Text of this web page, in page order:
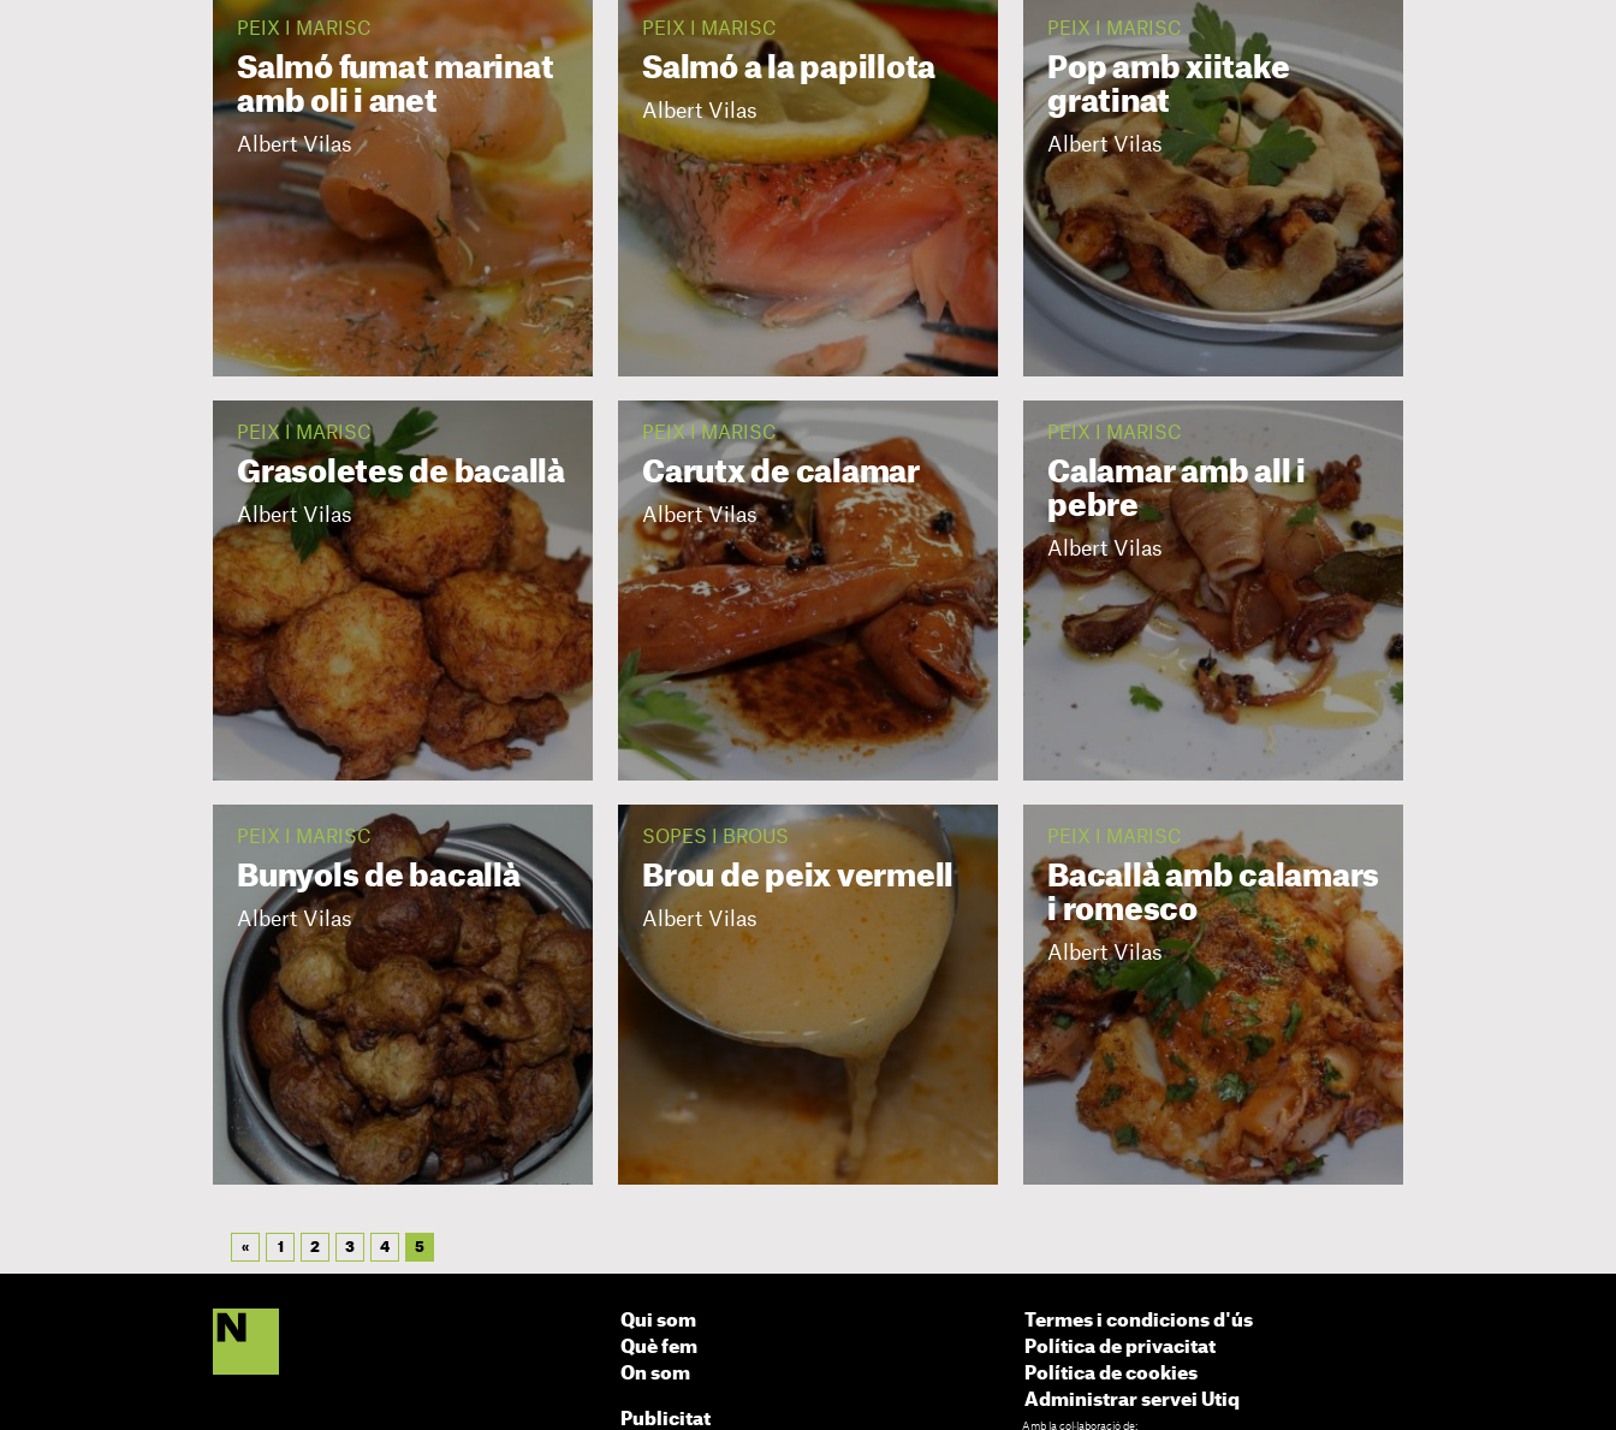
PEIX I MARISC
Salmó fumat marinat
amb oli i anet
Albert Vilas
PEIX I MARISC
Salmó a la papillota
Albert Vilas
PEIX I MARISC
Pop amb xiitake
gratinat
Albert Vilas
PEIX I MARISC
Grasoletes de bacallà
Albert Vilas
PEIX I MARISC
Carutx de calamar
Albert Vilas
PEIX I MARISC
Calamar amb all i
pebre
Albert Vilas
PEIX I MARISC
Bunyols de bacallà
Albert Vilas
SOPES I BROUS
Brou de peix vermell
Albert Vilas
PEIX I MARISC
Bacallà amb calamars
i romesco
Albert Vilas
« 1 2 3 4 5
Qui som
Què fem
On som
Publicitat
Termes i condicions d'ús
Política de privacitat
Política de cookies
Administrar servei Utiq
Amb la col·laboració de: